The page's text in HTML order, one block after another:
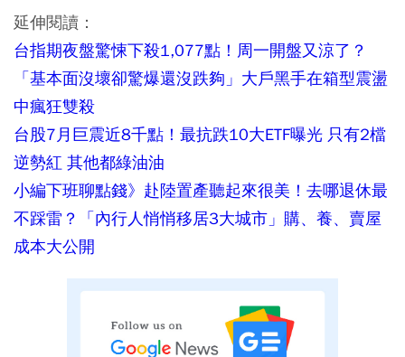
延伸閱讀：
台指期夜盤驚悚下殺1,077點！周一開盤又涼了？
「基本面沒壞卻驚爆還沒跌夠」大戶黑手在箱型震盪
中瘋狂雙殺
台股7月巨震近8千點！最抗跌10大ETF曝光 只有2檔
逆勢紅 其他都綠油油
小編下班聊點錢》赴陸置產聽起來很美！去哪退休最
不踩雷？「內行人悄悄移居3大城市」購、養、賣屋
成本大公開